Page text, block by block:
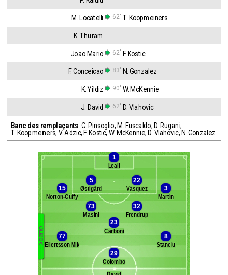
M. Locatelli 62' T. Koopmeiners
K. Thuram
Joao Mario 62' F. Kostic
F. Conceicao 83' N. Gonzalez
K. Yildiz 90' W. McKennie
J. David 62' D. Vlahovic
Banc des remplaçants: C. Pinsoglio, M. Fuscaldo, D. Rugani,
T. Koopmeiners, V. Adzic, F. Kostic, W. McKennie, D. Vlahovic, N. Gonzalez